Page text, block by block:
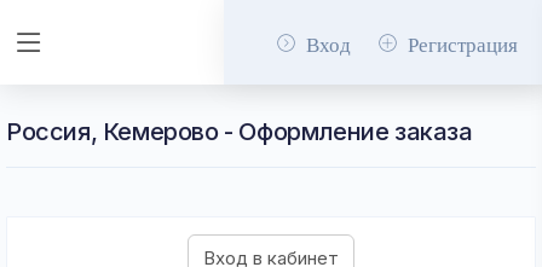
Вход Регистрация
Россия, Кемерово - Оформление заказа